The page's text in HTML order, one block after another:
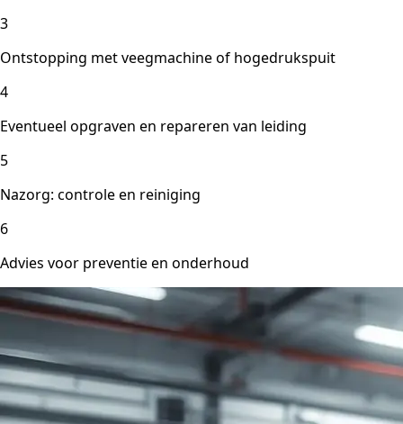
3
Ontstopping met veegmachine of hogedrukspuit
4
Eventueel opgraven en repareren van leiding
5
Nazorg: controle en reiniging
6
Advies voor preventie en onderhoud